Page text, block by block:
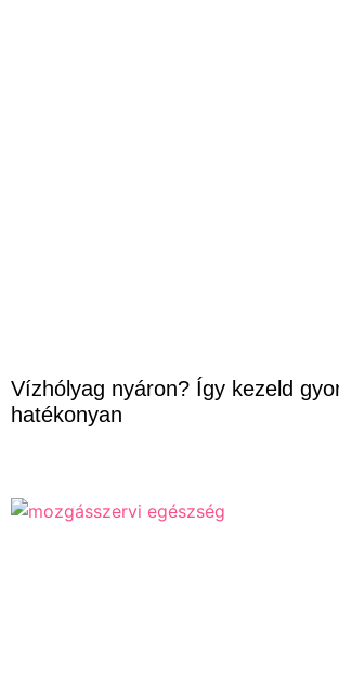
Vízhólyag nyáron? Így kezeld
hatékonyan